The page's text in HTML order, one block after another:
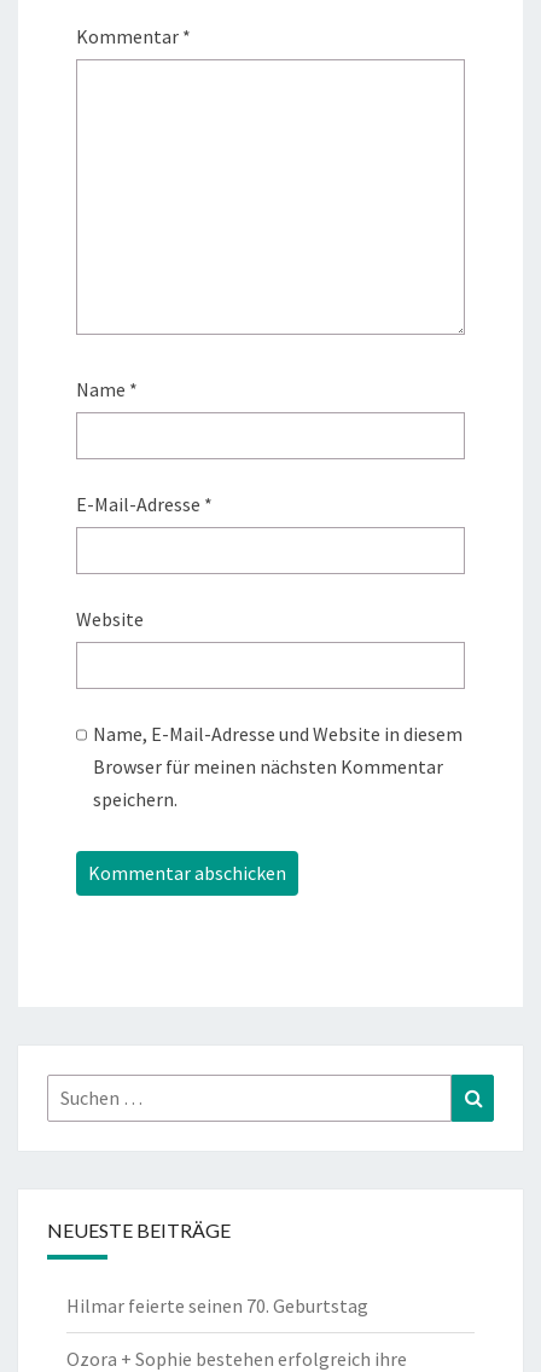
Kommentar *
Name *
E-Mail-Adresse *
Website
Name, E-Mail-Adresse und Website in diesem
Browser für meinen nächsten Kommentar
speichern.
Suchen
nach:
NEUESTE BEITRÄGE
Hilmar feierte seinen 70. Geburtstag
Ozora + Sophie bestehen erfolgreich ihre